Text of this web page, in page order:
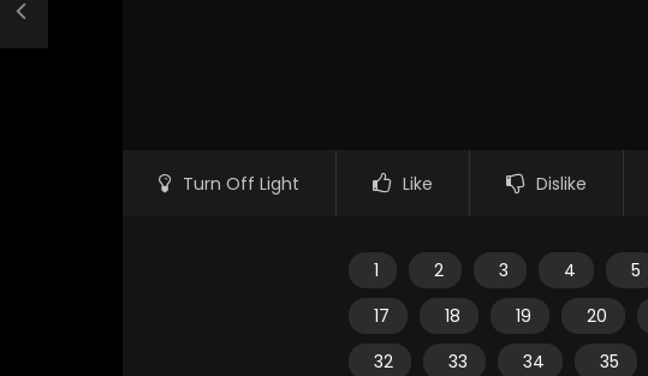
Turn Off Light Like Dislike
1 2 3 4 5
17
18 19 20
32
33 34 35